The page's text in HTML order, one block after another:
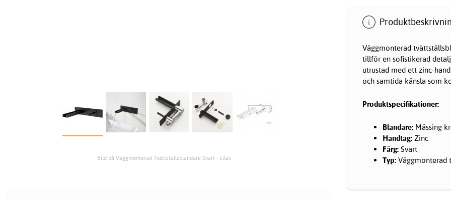
Bild på Väggmonterad Tvättställsblandare Svart - Lilac
Väggmonterad
tillför en sofistikerad
utrustad med ett zinc-
och samtida känsla som
Produktspecifikationer:
Blandare: Mässing
Handtag: Zinc
Färg: Svart
Typ: Väggmonterad